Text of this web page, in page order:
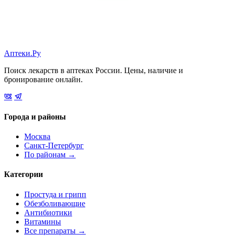
Аптеки.Ру
Поиск лекарств в аптеках России. Цены, наличие и
бронирование онлайн.
Города и районы
Москва
Санкт-Петербург
По районам →
Категории
Простуда и грипп
Обезболивающие
Антибиотики
Витамины
Все препараты →